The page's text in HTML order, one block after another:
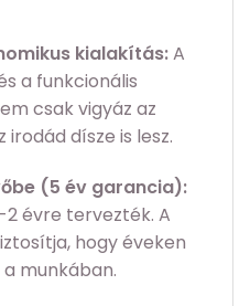
kialakítás:A
a funkcionális
csak vigyáz az
irodád dísze is lesz.
(5 év garancia):
2 évre tervezték. A
hogy éveken
munkában.